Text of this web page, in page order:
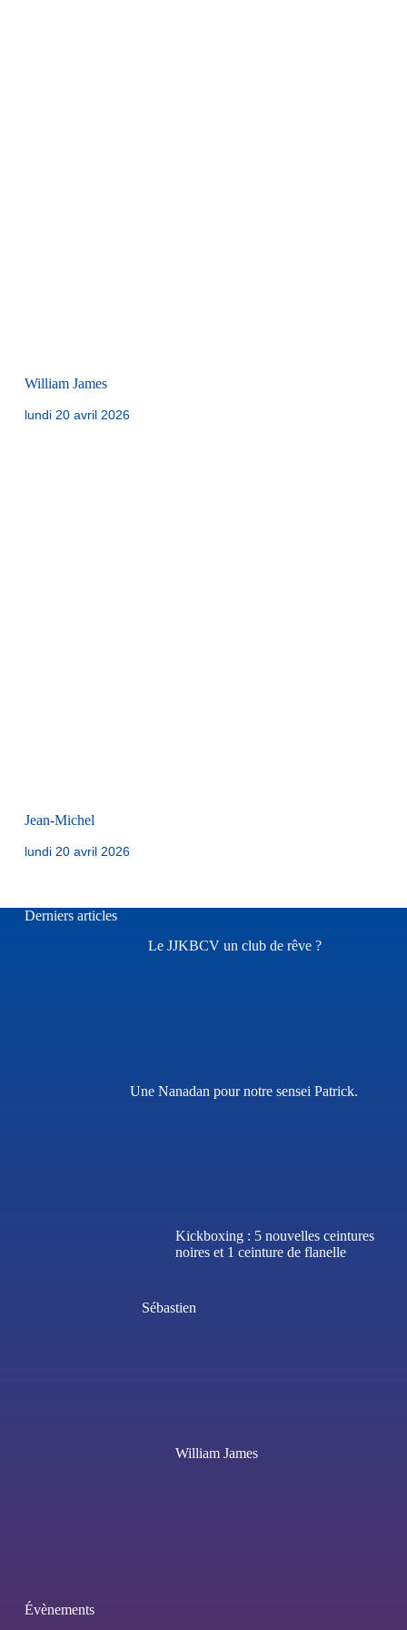
William James
lundi 20 avril 2026
Jean-Michel
lundi 20 avril 2026
Derniers articles
Le JJKBCV un club de rêve ?
Une Nanadan pour notre sensei Patrick.
Kickboxing : 5 nouvelles ceintures
noires et 1 ceinture de flanelle
Sébastien
William James
Évènements